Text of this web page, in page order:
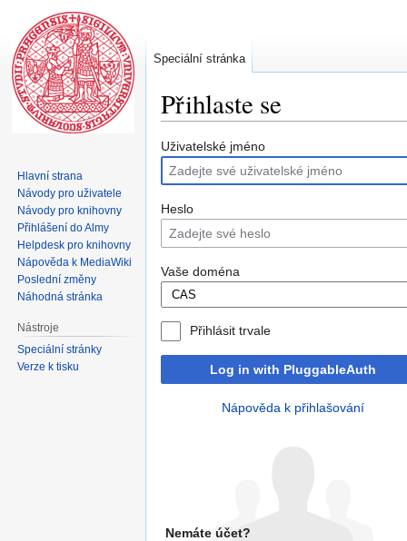
Přihlaste se
Skočit
na
navigaci
Skočit
na
vyhledávání
Uživatelské jméno
Heslo
Vaše doména
Přihlásit trvale
Log in with PluggableAuth
Nápověda k přihlašování
Nemáte účet?
Speciální stránka
Hlavní strana
Návody pro uživatele
Návody pro knihovny
Přihlášení do Almy
Helpdesk pro knihovny
Nápověda k MediaWiki
Poslední změny
Náhodná stránka
Nástroje
Speciální stránky
Verze k tisku